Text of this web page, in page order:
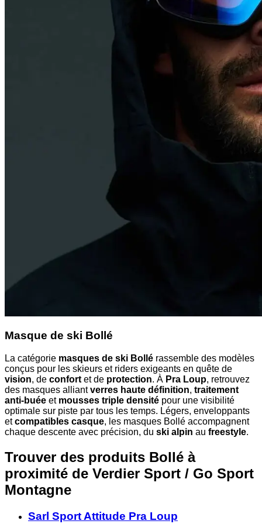
Masque de ski Bollé
La catégorie masques de ski Bollé rassemble des modèles
conçus pour les skieurs et riders exigeants en quête de
vision, de confort et de protection. À Pra Loup, retrouvez
des masques alliantverres haute définition, traitement
anti-buée et mousses triple densité pour une visibilité
optimale sur piste par tous les temps. Légers, enveloppants
etcompatibles casque, les masques Bollé accompagnent
chaque descente avec précision, du ski alpin au freestyle.
Trouver des produits Bollé à
proximité de Verdier Sport / Go Sport
Montagne
Sarl Sport Attitude Pra Loup